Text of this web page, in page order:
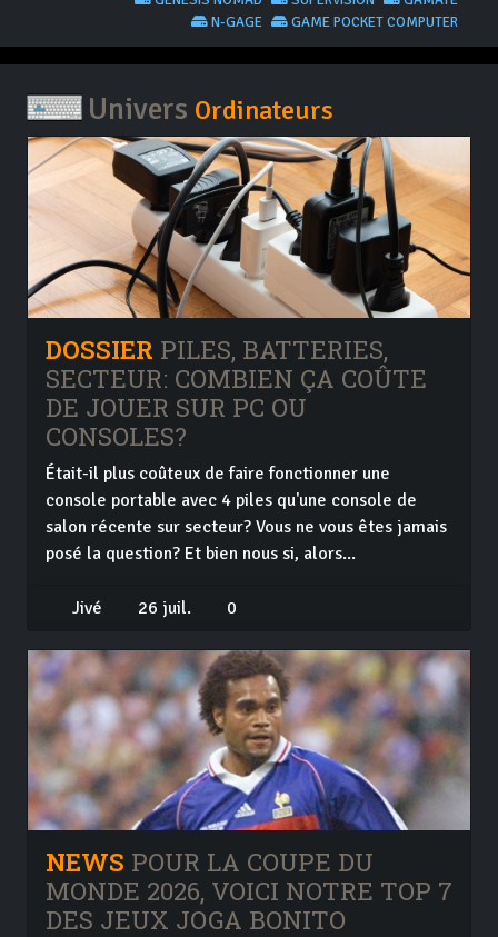
GAME POCKET COMPUTER
N-GAGE
Univers Ordinateurs
DOSSIER PILES, BATTERIES,
SECTEUR: COMBIEN ÇA COÛTE
DE JOUER SUR PC OU
CONSOLES?
Était-il plus coûteux de faire fonctionner une
console portable avec 4 piles qu'une console de
salon récente sur secteur? Vous ne vous êtes jamais
posé la question? Et bien nous si, alors...
Jivé 26 juil. 0
NEWS POUR LA COUPE DU
MONDE 2026, VOICI NOTRE TOP 7
DES JEUX JOGA BONITO